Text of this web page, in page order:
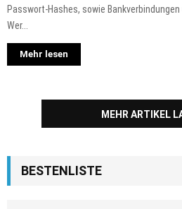
Passwort-Hashes, sowie
Wer...
Mehr lesen
MEHR ARTIKEL
BESTENLISTE